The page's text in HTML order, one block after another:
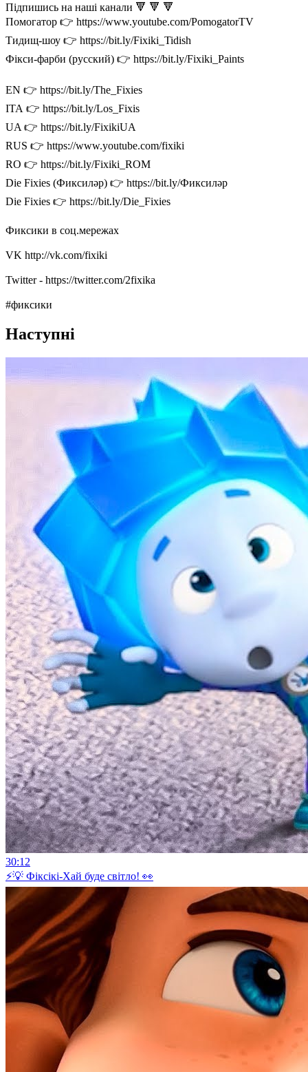
Підпишись на наші канали 🔻 🔻 🔻
Помогатор 👉 https://www.youtube.com/PomogatorTV
Тидищ-шоу 👉 https://bit.ly/Fixiki_Tidish
Фікси-фарби (русский) 👉 https://bit.ly/Fixiki_Paints
EN 👉 https://bit.ly/The_Fixies
ІТА 👉 https://bit.ly/Los_Fixis
UA 👉 https://bit.ly/FixikiUA
RUS 👉 https://www.youtube.com/fixiki
RO 👉 https://bit.ly/Fixiki_ROM
Die Fixies (Фиксиләр) 👉 https://bit.ly/Фиксиләр
Die Fixies 👉 https://bit.ly/Die_Fixies
Фиксики в соц.мережах
VK http://vk.com/fixiki
Twitter - https://twitter.com/2fixika
#фиксики
Наступні
30:12
⚡💡 Фіксікі-Хай буде світло! 👀